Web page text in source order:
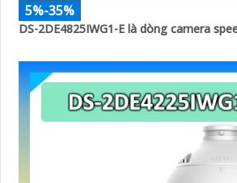
5%-35%
DS-2DE4825IWG1-E là dòng camera